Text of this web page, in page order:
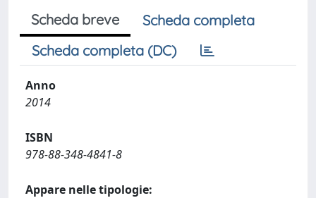
Scheda breve
Scheda completa
Scheda completa (DC)
Anno
2014
ISBN
978-88-348-4841-8
Appare nelle tipologie: